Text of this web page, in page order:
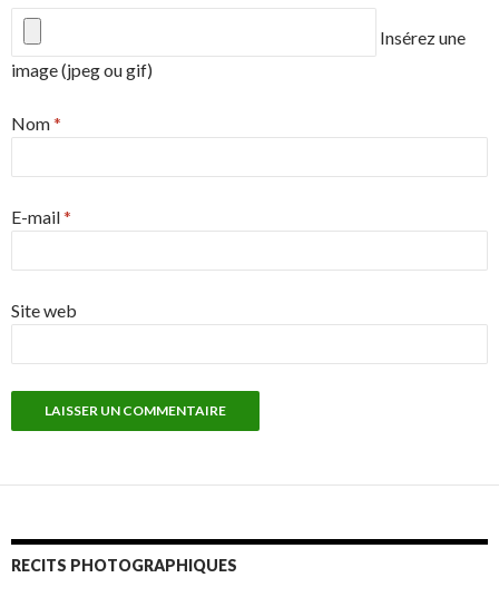
Insérez une
image (jpeg ou gif)
Nom*
E-mail*
Site web
RECITS PHOTOGRAPHIQUES